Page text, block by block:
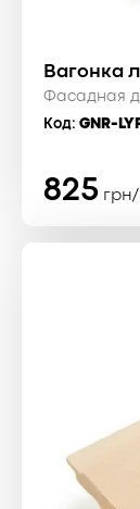
Вагонка
Фасадная
Код: GNR-
825 грн/